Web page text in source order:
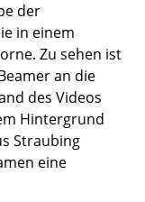
der
in einem
Zu sehen ist
an die
des Videos
Hintergrund
Straubing
eine